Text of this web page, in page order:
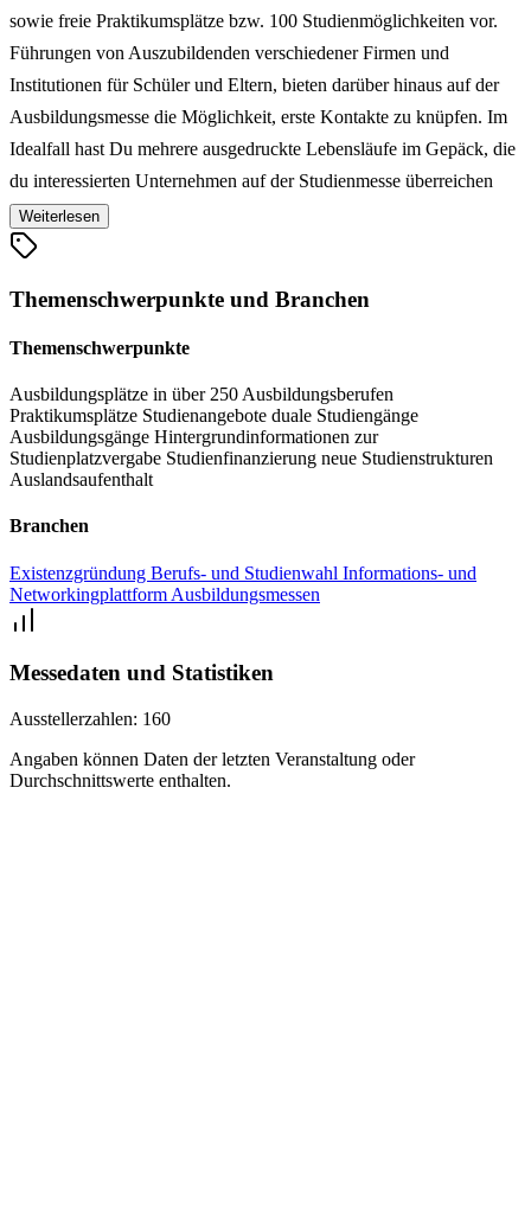
sowie freie Praktikumsplätze bzw. 100 Studienmöglichkeiten vor.
Führungen von Auszubildenden verschiedener Firmen und
Institutionen für Schüler und Eltern, bieten darüber hinaus auf der
Ausbildungsmesse die Möglichkeit, erste Kontakte zu knüpfen. Im
Idealfall hast Du mehrere ausgedruckte Lebensläufe im Gepäck, die
du interessierten Unternehmen auf der Studienmesse überreichen
kannst. Eine Bewerbung kann immer noch nachgereicht werden.
Praktisch ist es auch, eine kleine Tasche dabei zu haben, in der du
wichtigsten Fragen vorzubereiten – spontane Gespräche gelingen
auf der Bildungsmesse leichter, wenn du Notizen griffbereit hast.
zu lassen und mit zahlreichen Menschen unterschiedlichster
Branchen ins Gespräch zu kommen.
Weiterlesen
Themenschwerpunkte und Branchen
Themenschwerpunkte
Ausbildungsplätze in über 250 Ausbildungsberufen
Praktikumsplätze Studienangebote duale Studiengänge
Ausbildungsgänge Hintergrundinformationen zur
Studienplatzvergabe Studienfinanzierung neue Studienstrukturen
Auslandsaufenthalt
Branchen
Existenzgründung Berufs- und Studienwahl Informations- und
Networkingplattform Ausbildungsmessen
Messedaten und Statistiken
Ausstellerzahlen: 160
Angaben können Daten der letzten Veranstaltung oder
Durchschnittswerte enthalten.